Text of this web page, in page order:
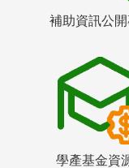
補助資訊公
學產基金資